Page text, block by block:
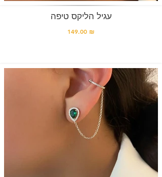
עגיל הליקס טיפה
149.00 ₪